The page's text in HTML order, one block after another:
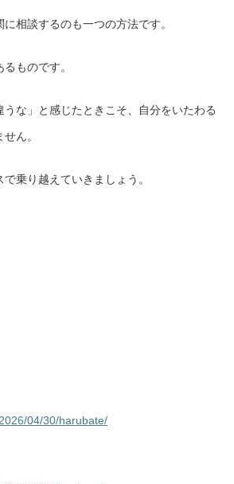
相談するのも一つの方法です。
ものです。
うな」と感じたときこそ、自分をいたわる
ん。
乗り越えていきましょう。
04/30/harubate/